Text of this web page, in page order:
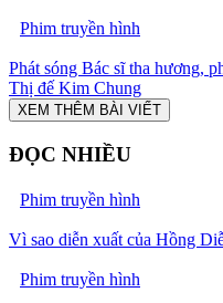
Phim truyền hình
Phát sóng Bác sĩ tha hương,
Thị đế Kim Chung
XEM THÊM BÀI VIẾT
ĐỌC NHIỀU
Phim truyền hình
Vì sao diễn xuất của Hồng
Phim truyền hình